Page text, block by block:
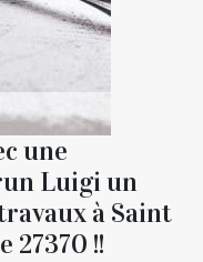
une
Luigi un
à Saint
27370 !!